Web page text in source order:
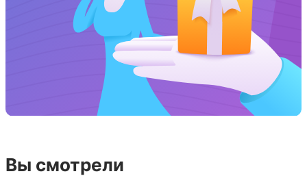
Вы смотрели